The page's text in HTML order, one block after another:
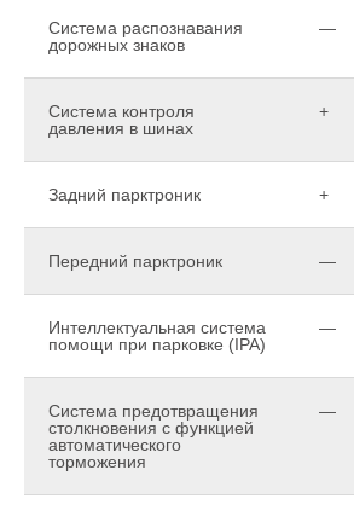
Система распознавания
дорожных знаков
—
Система контроля
давления в шинах
+
Задний парктроник +
Передний парктроник —
Интеллектуальная система
помощи при парковке (IPA)
—
Система предотвращения
столкновения с функцией
автоматического
торможения
—